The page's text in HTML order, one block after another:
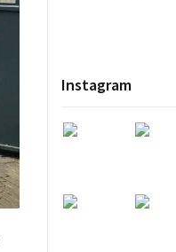
Instagram